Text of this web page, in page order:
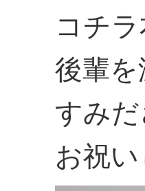
コチ
後輩
すみ
お祝い